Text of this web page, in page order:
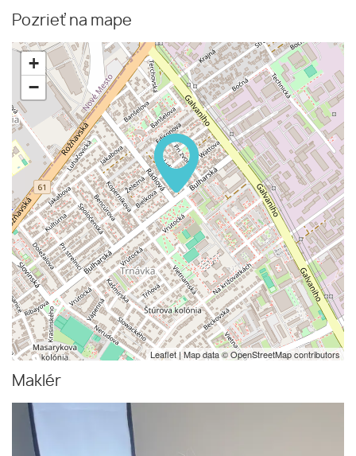
Pozrieť na mape
+
−
Leaflet| Map data ©OpenStreetMapcontributors
Maklér